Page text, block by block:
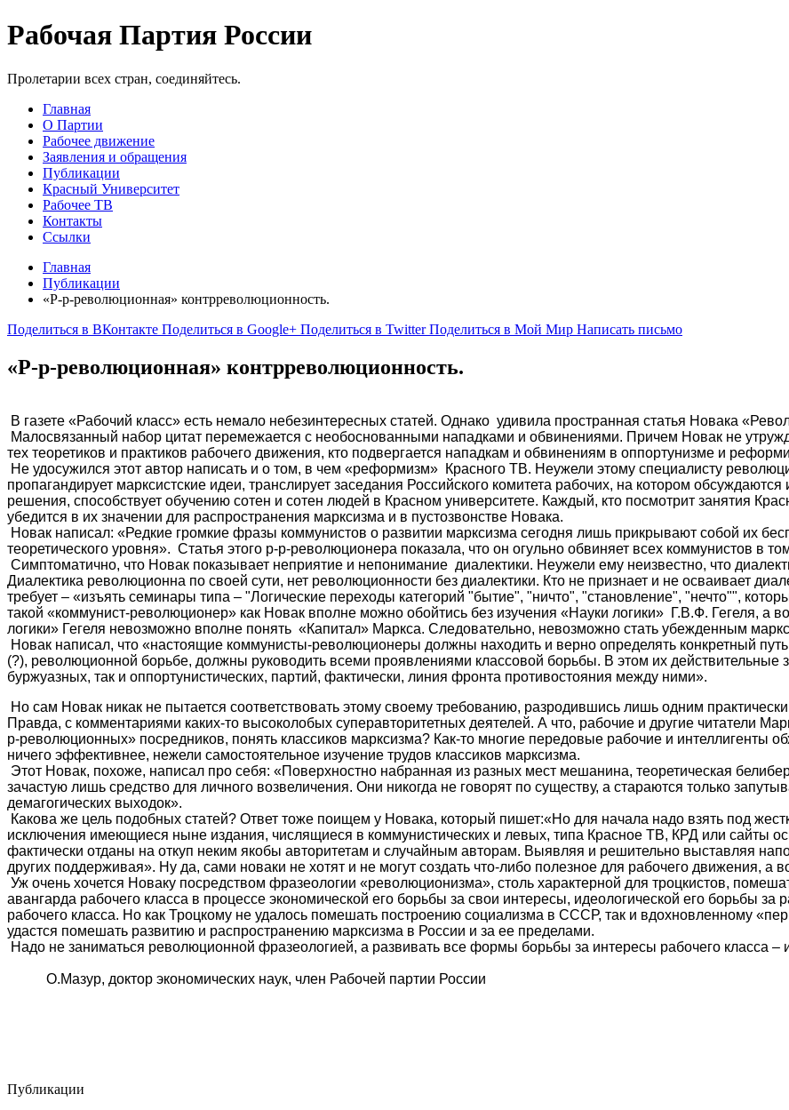
Рабочая Партия России
Пролетарии всех стран, соединяйтесь.
Главная
О Партии
Рабочее движение
Заявления и обращения
Публикации
Красный Университет
Рабочее ТВ
Контакты
Ссылки
Главная
Публикации
«Р-р-революционная» контрреволюционность.
Поделиться в ВКонтакте Поделиться в Google+ Поделиться в Twitter Поделиться в Мой Мир Написать письмо
«Р-р-революционная» контрреволюционность.
В газете «Рабочий класс» есть немало небезинтересных статей. Однако удивила пространная статья Новака
Малосвязанный набор цитат перемежается с необоснованными нападками и обвинениями. Причем Новак не
тех теоретиков и практиков рабочего движения, кто подвергается нападкам и обвинениям в оппортунизме и
Не удосужился этот автор написать и о том, в чем «реформизм» Красного ТВ. Неужели этому специалисту
пропагандирует марксистские идеи, транслирует заседания Российского комитета рабочих, на котором
решения, способствует обучению сотен и сотен людей в Красном университете. Каждый, кто посмотрит занятия
убедится в их значении для распространения марксизма и в пустозвонстве Новака.
Новак написал: «Редкие громкие фразы коммунистов о развитии марксизма сегодня лишь прикрывают собой их
теоретического уровня». Статья этого р-р-революционера показала, что он огульно обвиняет всех коммунистов в
Симптоматично, что Новак показывает неприятие и непонимание диалектики. Неужели ему неизвестно, что
Диалектика революционна по своей сути, нет революционности без диалектики. Кто не признает и не осваивает
требует – «изъять семинары типа – "Логические переходы категорий "бытие", "ничто", "становление", "нечто"",
такой «коммунист-революционер» как Новак вполне можно обойтись без изучения «Науки логики» Г.В.Ф. Гегеля, а
логики» Гегеля невозможно вполне понять «Капитал» Маркса. Следовательно, невозможно стать убежденным
Новак написал, что «настоящие коммунисты-революционеры должны находить и верно определять конкретный
(?), революционной борьбе, должны руководить всеми проявлениями классовой борьбы. В этом их
буржуазных, так и оппортунистических, партий, фактически, линия фронта противостояния между ними».
Но сам Новак никак не пытается соответствовать этому своему требованию, разродившись лишь одним
Правда, с комментариями каких-то высоколобых суперавторитетных деятелей. А что, рабочие и другие читатели
р-революционных» посредников, понять классиков марксизма? Как-то многие передовые рабочие и интеллигенты
ничего эффективнее, нежели самостоятельное изучение трудов классиков марксизма.
Этот Новак, похоже, написал про себя: «Поверхностно набранная из разных мест мешанина, теоретическая
зачастую лишь средство для личного возвеличения. Они никогда не говорят по существу, а стараются только
демагогических выходок».
Какова же цель подобных статей? Ответ тоже поищем у Новака, который пишет:«Но для начала надо взять под
исключения имеющиеся ныне издания, числящиеся в коммунистических и левых, типа Красное ТВ, КРД или сайты
фактически отданы на откуп неким якобы авторитетам и случайным авторам. Выявляя и решительно выставляя
других поддерживая». Ну да, сами новаки не хотят и не могут создать что-либо полезное для рабочего движения, а
Уж очень хочется Новаку посредством фразеологии «революционизма», столь характерной для троцкистов,
авангарда рабочего класса в процессе экономической его борьбы за свои интересы, идеологической его борьбы за
рабочего класса. Но как Троцкому не удалось помешать построению социализма в СССР, так и вдохновленному
удастся помешать развитию и распространению марксизма в России и за ее пределами.
Надо не заниматься революционной фразеологией, а развивать все формы борьбы за интересы рабочего класса –
О.Мазур, доктор экономических наук, член Рабочей партии России
Публикации